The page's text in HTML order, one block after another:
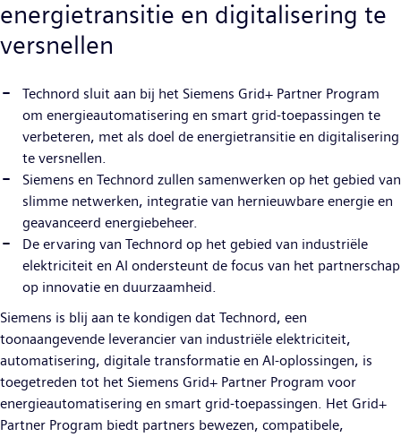
energietransitie en digitalisering te
versnellen
Technord sluit aan bij het Siemens Grid+ Partner Program
om energieautomatisering en smart grid-toepassingen te
verbeteren, met als doel de energietransitie en digitalisering
te versnellen.
Siemens en Technord zullen samenwerken op het gebied van
slimme netwerken, integratie van hernieuwbare energie en
geavanceerd energiebeheer.
De ervaring van Technord op het gebied van industriële
elektriciteit en AI ondersteunt de focus van het partnerschap
op innovatie en duurzaamheid.
Siemens is blij aan te kondigen dat Technord, een
toonaangevende leverancier van industriële elektriciteit,
automatisering, digitale transformatie en AI-oplossingen, is
toegetreden tot het Siemens Grid+ Partner Program voor
energieautomatisering en smart grid-toepassingen. Het Grid+
Partner Program biedt partners bewezen, compatibele,